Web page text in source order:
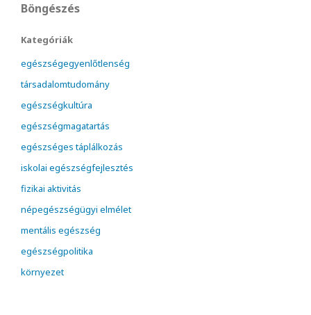
Böngészés
Kategóriák
egészségegyenlőtlenség
társadalomtudomány
egészségkultúra
egészségmagatartás
egészséges táplálkozás
iskolai egészségfejlesztés
fizikai aktivitás
népegészségügyi elmélet
mentális egészség
egészségpolitika
környezet